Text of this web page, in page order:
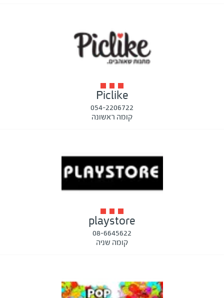
Piclike
054-2206722
קומה ראשונה
playstore
08-6645622
קומה שניה